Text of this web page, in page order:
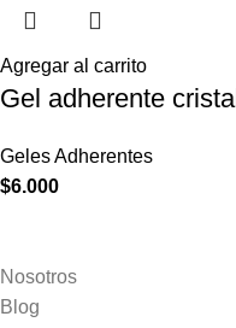
Agregar al carrito
Gel adherente
Geles Adherentes
$6.000
Nosotros
Blog